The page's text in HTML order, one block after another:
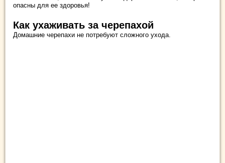
опасны для ее здоровья!
Как ухаживать за черепахой
Домашние черепахи не потребуют сложного ухода.